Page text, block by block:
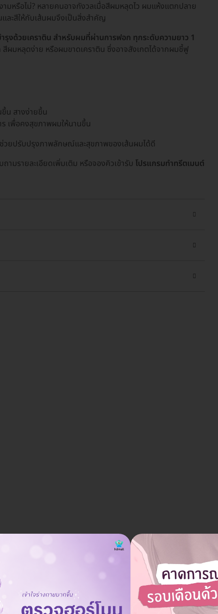
ามหรือไม่? หลายคนอาจกังวลเมื่อสีผมหลุดไว ผมแห้งแตกปลาย
ละสีให้กับเส้นผมจึงเป็นสิ่งสำคัญ
งด้วยเคราติน สำหรับผมที่ผ่านการฟอก ทุกระดับความยาว 1
ผมหลุดง่าย หรือผมขาดเคราติน ซึ่งอาจสังเกตได้จากผมชี้ฟู
น สางง่ายขึ้น
เพื่อคงสุขภาพผมให้นานขึ้น
วยปรับปรุงภาพลักษณ์และสุขภาพของเส้นผมได้ดี
มรายละเอียดเพิ่มเติม หรือจองคิวเข้ารับ โปรแกรมทำทรีตเมนต์